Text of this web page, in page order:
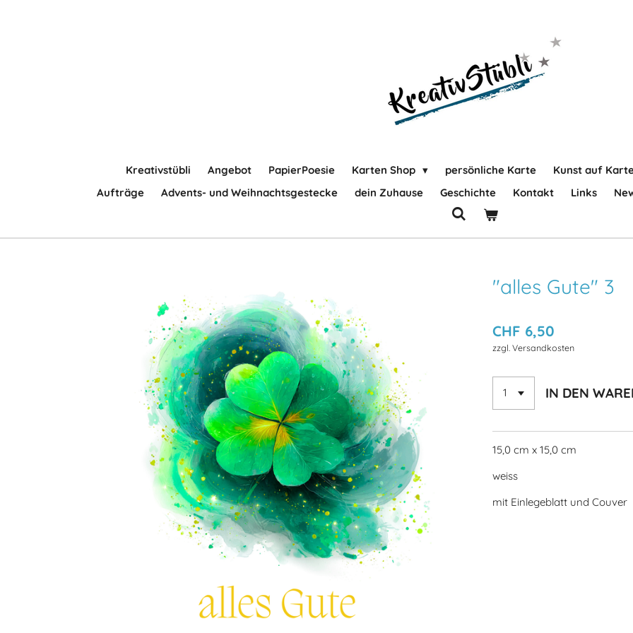
Kreativstübli Angebot PapierPoesie Karten Shop persönliche Karte Kunst auf
Aufträge
Advents- und Weihnachtsgestecke dein Zuhause Geschichte Kontakt Links
"alles Gute" 3
CHF 6,50
zzgl. Versandkosten
IN DEN
15,0 cm x 15,0 cm
weiss
mit Einlegeblatt und Couver